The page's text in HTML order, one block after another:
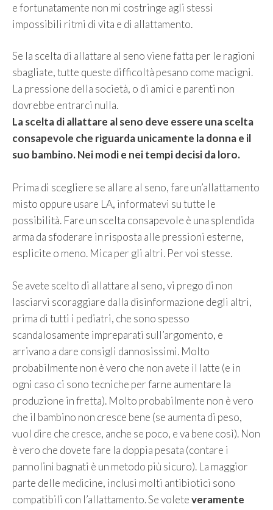
e fortunatamente non mi costringe agli stessi
impossibili ritmi di vita e di allattamento.
Se la scelta di allattare al seno viene fatta per le ragioni
sbagliate, tutte queste difficoltà pesano come macigni.
La pressione della società, o di amici e parenti non
dovrebbe entrarci nulla.
La scelta di allattare al seno deve essere una scelta
consapevole che riguarda unicamente la donna e il
suo bambino. Nei modi e nei tempi decisi da loro.
Prima di scegliere se allare al seno, fare un’allattamento
misto oppure usare LA, informatevi su tutte le
possibilità. Fare un scelta consapevole è una splendida
arma da sfoderare in risposta alle pressioni esterne,
esplicite o meno. Mica per gli altri. Per voi stesse.
Se avete scelto di allattare al seno, vi prego di non
lasciarvi scoraggiare dalla disinformazione degli altri,
prima di tutti i pediatri, che sono spesso
scandalosamente impreparati sull’argomento, e
arrivano a dare consigli dannosissimi. Molto
probabilmente non è vero che non avete il latte (e in
ogni caso ci sono tecniche per farne aumentare la
produzione in fretta). Molto probabilmente non è vero
che il bambino non cresce bene (se aumenta di peso,
vuol dire che cresce, anche se poco, e va bene così). Non
è vero che dovete fare la doppia pesata (contare i
pannolini bagnati è un metodo più sicuro). La maggior
parte delle medicine, inclusi molti antibiotici sono
compatibili con l’allattamento. Se voleteveramente